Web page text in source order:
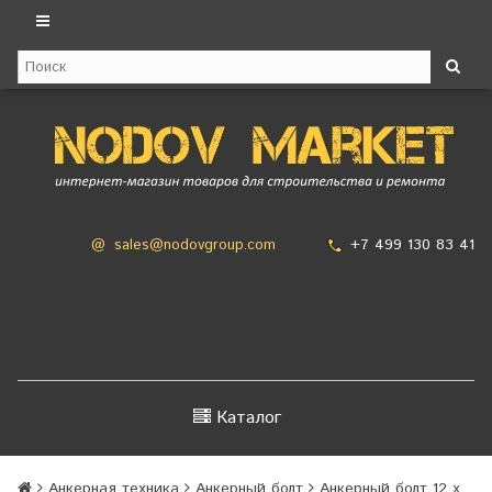
@ sales@nodovgroup.com +7 499 130 83 41
Каталог